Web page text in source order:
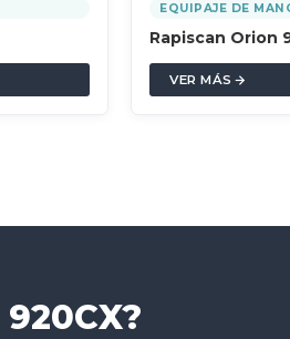
EQUIPAJE DE
Rapiscan Orion
VER MÁS